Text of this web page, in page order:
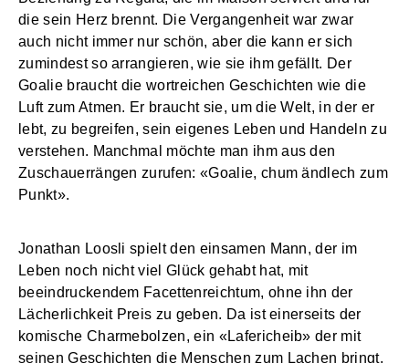
die sein Herz brennt. Die Vergangenheit war zwar
auch nicht immer nur schön, aber die kann er sich
zumindest so arrangieren, wie sie ihm gefällt. Der
Goalie braucht die wortreichen Geschichten wie die
Luft zum Atmen. Er braucht sie, um die Welt, in der er
lebt, zu begreifen, sein eigenes Leben und Handeln zu
verstehen. Manchmal möchte man ihm aus den
Zuschauerrängen zurufen: «Goalie, chum ändlech zum
Punkt».
Jonathan Loosli spielt den einsamen Mann, der im
Leben noch nicht viel Glück gehabt hat, mit
beeindruckendem Facettenreichtum, ohne ihn der
Lächerlichkeit Preis zu geben. Da ist einerseits der
komische Charmebolzen, ein «Lafericheib» der mit
seinen Geschichten die Menschen zum Lachen bringt.